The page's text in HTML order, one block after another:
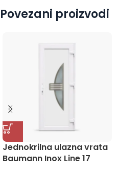
Povezani proizvodi
Jednokrilna ulazna vrata
Baumann Inox Line 17